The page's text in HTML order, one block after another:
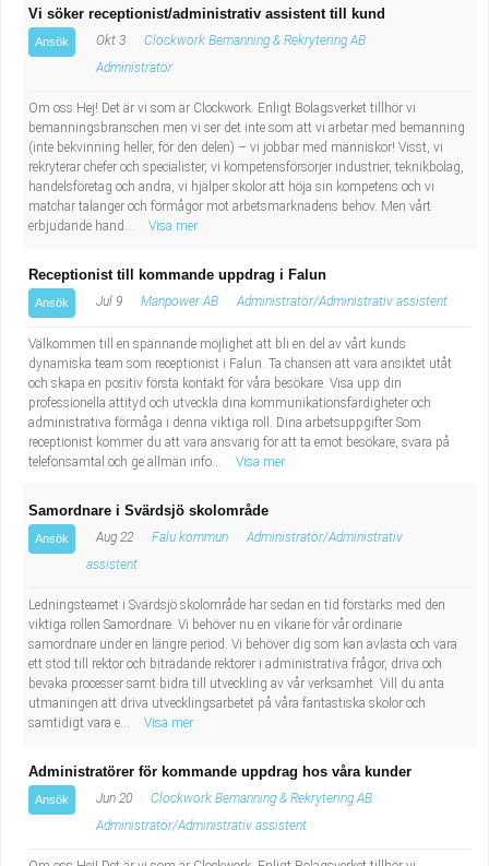
Vi söker receptionist/administrativ assistent till kund
Ansök Okt 3
Clockwork Bemanning & Rekrytering AB
Administratör
Om oss Hej! Det är vi som är Clockwork. Enligt Bolagsverket tillhör vi
bemanningsbranschen men vi ser det inte som att vi arbetar med bemanning
(inte bekvinning heller, för den delen) – vi jobbar med människor! Visst, vi
rekryterar chefer och specialister, vi kompetensförsörjer industrier, teknikbolag,
handelsföretag och andra, vi hjälper skolor att höja sin kompetens och vi
matchar talanger och förmågor mot arbetsmarknadens behov. Men vårt
erbjudande hand...
Visa mer
Receptionist till kommande uppdrag i Falun
Ansök Jul 9 Manpower AB Administratör/Administrativ assistent
Välkommen till en spännande möjlighet att bli en del av vårt kunds
dynamiska team som receptionist i Falun. Ta chansen att vara ansiktet utåt
och skapa en positiv första kontakt för våra besökare. Visa upp din
professionella attityd och utveckla dina kommunikationsfärdigheter och
administrativa förmåga i denna viktiga roll. Dina arbetsuppgifter Som
receptionist kommer du att vara ansvarig för att ta emot besökare, svara på
telefonsamtal och ge allmän info...
Visa mer
Samordnare i Svärdsjö skolområde
Ansök Aug 22 Falu kommun
Administratör/Administrativ
assistent
Ledningsteamet i Svärdsjö skolområde har sedan en tid förstärks med den
viktiga rollen Samordnare. Vi behöver nu en vikarie för vår ordinarie
samordnare under en längre period. Vi behöver dig som kan avlasta och vara
ett stöd till rektor och biträdande rektorer i administrativa frågor, driva och
bevaka processer samt bidra till utveckling av vår verksamhet. Vill du anta
utmaningen att driva utvecklingsarbetet på våra fantastiska skolor och
samtidigt vara e...
Visa mer
Administratörer för kommande uppdrag hos våra kunder
Ansök Jun 20
Clockwork Bemanning & Rekrytering AB
Administratör/Administrativ assistent